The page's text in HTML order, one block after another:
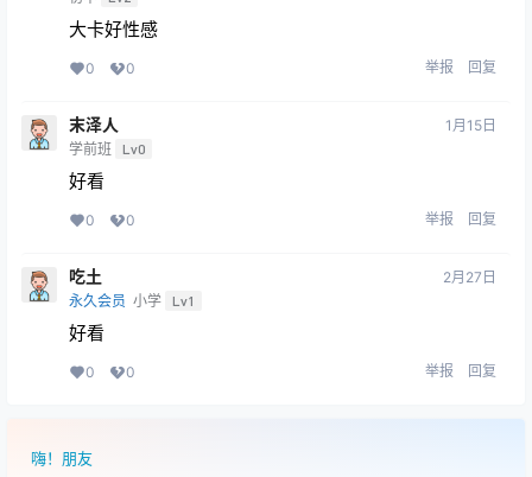
大卡好性感
0 0 举报 回复
末泽人
学前班 Lv0
1月15日
好看
0 0 举报 回复
吃土
永久会员 小学 Lv1
2月27日
好看
0 0 举报 回复
嗨！朋友